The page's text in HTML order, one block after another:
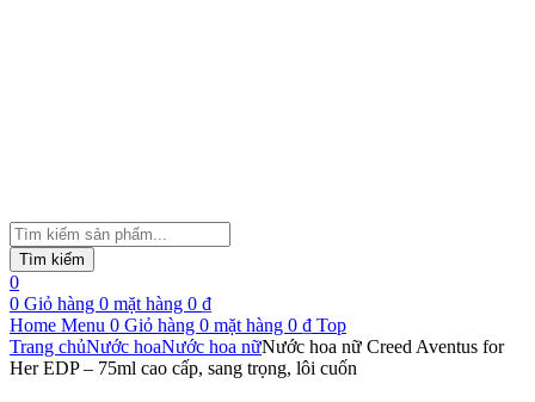
Tìm
kiếm
sản
phẩm
Tìm kiếm
0
0 Giỏ hàng 0 mặt hàng 0 ₫
Home Menu 0 Giỏ hàng 0 mặt hàng 0 ₫ Top
Trang chủNước hoaNước hoa nữNước hoa nữ Creed Aventus for
Her EDP – 75ml cao cấp, sang trọng, lôi cuốn